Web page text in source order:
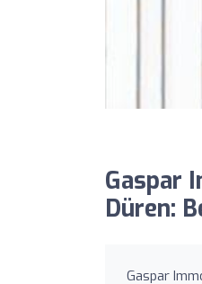
Gaspar
Düren:
Gaspar